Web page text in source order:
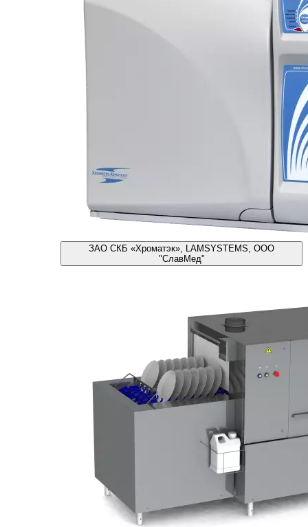
ЗАО СКБ «Хроматэк», LAMSYSTEMS, ООО
"СлавМед"